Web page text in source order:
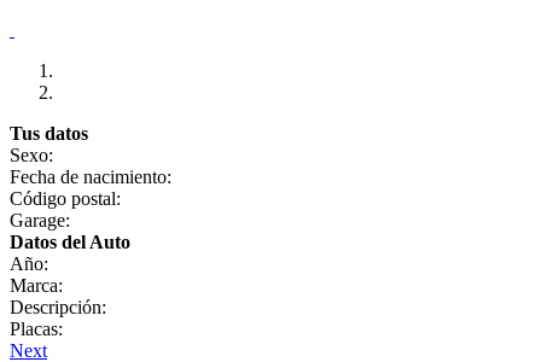
Tus datos
Sexo:
Fecha de nacimiento:
Código postal:
Garage:
Datos del Auto
Año:
Marca:
Descripción:
Placas:
Next